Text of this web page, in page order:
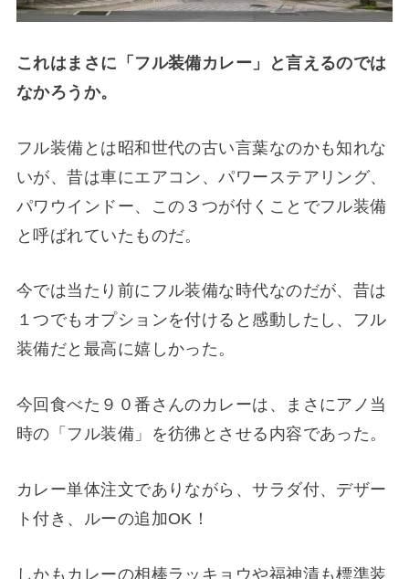
これはまさに「フル装備カレー」と言えるのでは
なかろうか。
フル装備とは昭和世代の古い言葉なのかも知れな
いが、昔は車にエアコン、パワーステアリング、
パワウインドー、この３つが付くことでフル装備
と呼ばれていたものだ。
今では当たり前にフル装備な時代なのだが、昔は
１つでもオプションを付けると感動したし、フル
装備だと最高に嬉しかった。
今回食べた９０番さんのカレーは、まさにアノ当
時の「フル装備」を彷彿とさせる内容であった。
カレー単体注文でありながら、サラダ付、デザー
ト付き、ルーの追加OK！
しかもカレーの相棒ラッキョウや福神漬も標準装